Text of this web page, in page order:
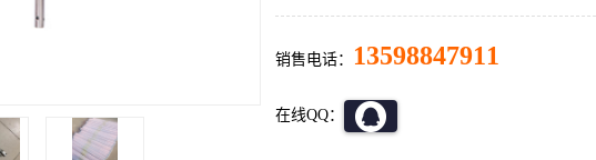
销售电话： 13598847911
在线QQ：